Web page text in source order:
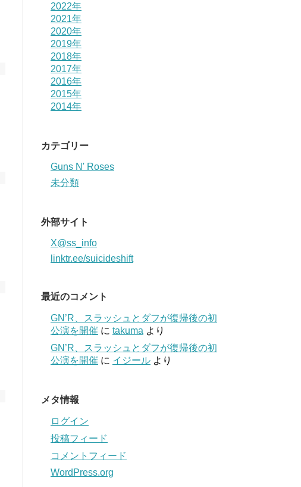
2022年
2021年
2020年
2019年
2018年
2017年
2016年
2015年
2014年
カテゴリー
Guns N' Roses
未分類
外部サイト
X@ss_info
linktr.ee/suicideshift
最近のコメント
GN’R、スラッシュとダフが復帰後の初
公演を開催 に takuma より
GN’R、スラッシュとダフが復帰後の初
公演を開催 に イジール より
メタ情報
ログイン
投稿フィード
コメントフィード
WordPress.org